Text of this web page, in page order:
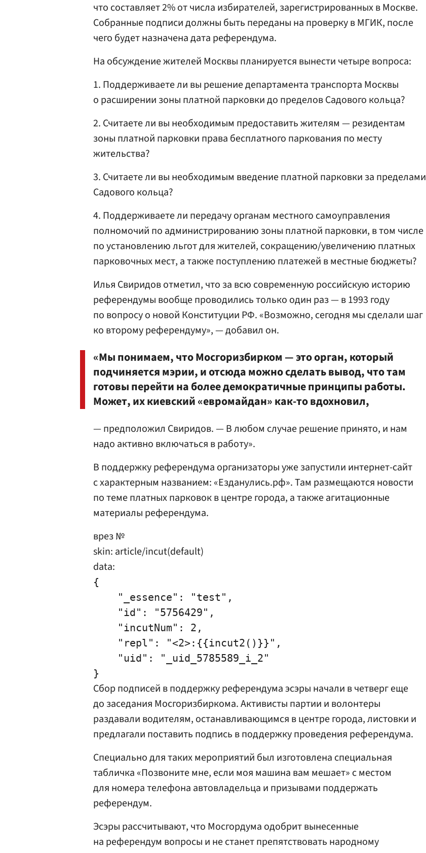
что составляет 2% от числа избирателей, зарегистрированных в Москве.
Собранные подписи должны быть переданы на проверку в МГИК, после
чего будет назначена дата референдума.
На обсуждение жителей Москвы планируется вынести четыре вопроса:
1. Поддерживаете ли вы решение департамента транспорта Москвы
о расширении зоны платной парковки до пределов Садового кольца?
2. Считаете ли вы необходимым предоставить жителям — резидентам
зоны платной парковки права бесплатного паркования по месту
жительства?
3. Считаете ли вы необходимым введение платной парковки за пределами
Садового кольца?
4. Поддерживаете ли передачу органам местного самоуправления
полномочий по администрированию зоны платной парковки, в том числе
по установлению льгот для жителей, сокращению/увеличению платных
парковочных мест, а также поступлению платежей в местные бюджеты?
Илья Свиридов отметил, что за всю современную российскую историю
референдумы вообще проводились только один раз — в 1993 году
по вопросу о новой Конституции РФ. «Возможно, сегодня мы сделали шаг
ко второму референдуму», — добавил он.
«Мы понимаем, что Мосгоризбирком — это орган, который
подчиняется мэрии, и отсюда можно сделать вывод, что там
готовы перейти на более демократичные принципы работы.
Может, их киевский «евромайдан» как-то вдохновил,
— предположил Свиридов. — В любом случае решение принято, и нам
надо активно включаться в работу».
В поддержку референдума организаторы уже запустили интернет-сайт
с характерным названием: «Езданулись.рф». Там размещаются новости
по теме платных парковок в центре города, а также агитационные
материалы референдума.
врез №
skin: article/incut(default)
data:
{
    "_essence": "test",
    "id": "5756429",
    "incutNum": 2,
    "repl": "<2>:{{incut2()}}",
    "uid": "_uid_5785589_i_2"
Сбор подписей в поддержку референдума эсэры начали в четверг еще
до заседания Мосгоризбиркома. Активисты партии и волонтеры
раздавали водителям, останавливающимся в центре города, листовки и
предлагали поставить подпись в поддержку проведения референдума.
Специально для таких мероприятий был изготовлена специальная
табличка «Позвоните мне, если моя машина вам мешает» с местом
для номера телефона автовладельца и призывами поддержать
референдум.
Эсэры рассчитывают, что Мосгордума одобрит вынесенные
на референдум вопросы и не станет препятствовать народному